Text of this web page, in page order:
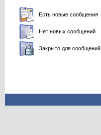
Есть новые сообщения
Нет новых сообщений
Закрыто для сообщений